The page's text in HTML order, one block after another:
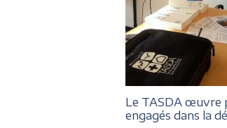
Le TASDA œuvre
engagés dans la